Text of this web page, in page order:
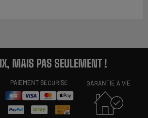
MAIS PAS SEULEMENT !
PAIEMENT SÉCURISÉ GARANTIE À VIE